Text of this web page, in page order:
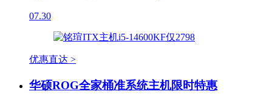
07.30
优惠直达 >
华硕ROG全家桶准系统主机限时特惠